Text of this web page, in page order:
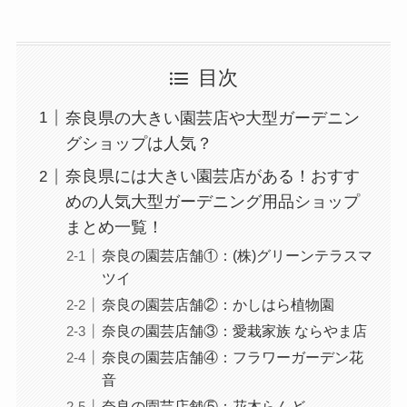
目次
奈良県の大きい園芸店や大型ガーデニン
グショップは人気？
奈良県には大きい園芸店がある！おすす
めの人気大型ガーデニング用品ショップ
まとめ一覧！
奈良の園芸店舗①：(株)グリーンテラスマ
ツイ
奈良の園芸店舗②：かしはら植物園
奈良の園芸店舗③：愛栽家族 ならやま店
奈良の園芸店舗④：フラワーガーデン花
音